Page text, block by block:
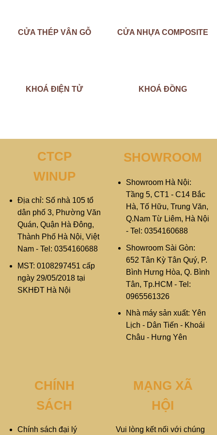
CỬA THÉP VÂN GỖ CỬA NHỰA COMPOSITE
KHOÁ ĐIỆN TỬ KHOÁ ĐỒNG
CTCP
WINUP
Địa chỉ: Số nhà 105 tổ
dân phố 3, Phường Văn
Quán, Quận Hà Đông,
Thành Phố Hà Nội, Việt
Nam - Tel: 0354160688
MST: 0108297451 cấp
ngày 29/05/2018 tại
SKHĐT Hà Nội
SHOWROOM
Showroom Hà Nội:
Tầng 5, CT1 - C14 Bắc
Hà, Tố Hữu, Trung Văn,
Q.Nam Từ Liêm, Hà Nội
- Tel: 0354160688
Showroom Sài Gòn:
652 Tân Kỳ Tân Quý, P.
Bình Hưng Hòa, Q. Bình
Tân, Tp.HCM - Tel:
0965561326
Nhà máy sản xuất: Yên
Lịch - Dân Tiến - Khoái
Châu - Hưng Yên
CHÍNH
SÁCH
Chính sách đại lý
MẠNG XÃ
HỘI
Vui lòng kết nối với chúng